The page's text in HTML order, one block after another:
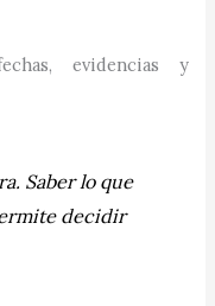
evidencias y
Saber lo que
decidir